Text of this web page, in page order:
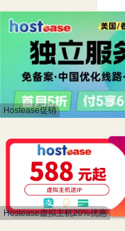
Hostease促销
Hostease虚拟主机20%优惠